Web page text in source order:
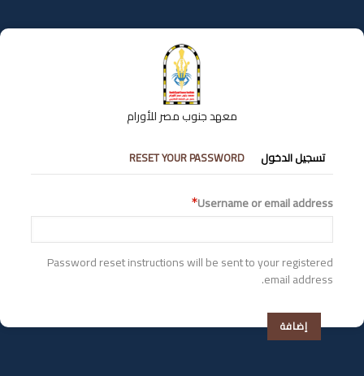
إلى
المحتوى
معهد جنوب مصر للأورام
التبويبات
الأساسية
تسجيل الدخول RESET YOUR PASSWORD
Username or email address
Password reset instructions will be sent to your registered
email address.